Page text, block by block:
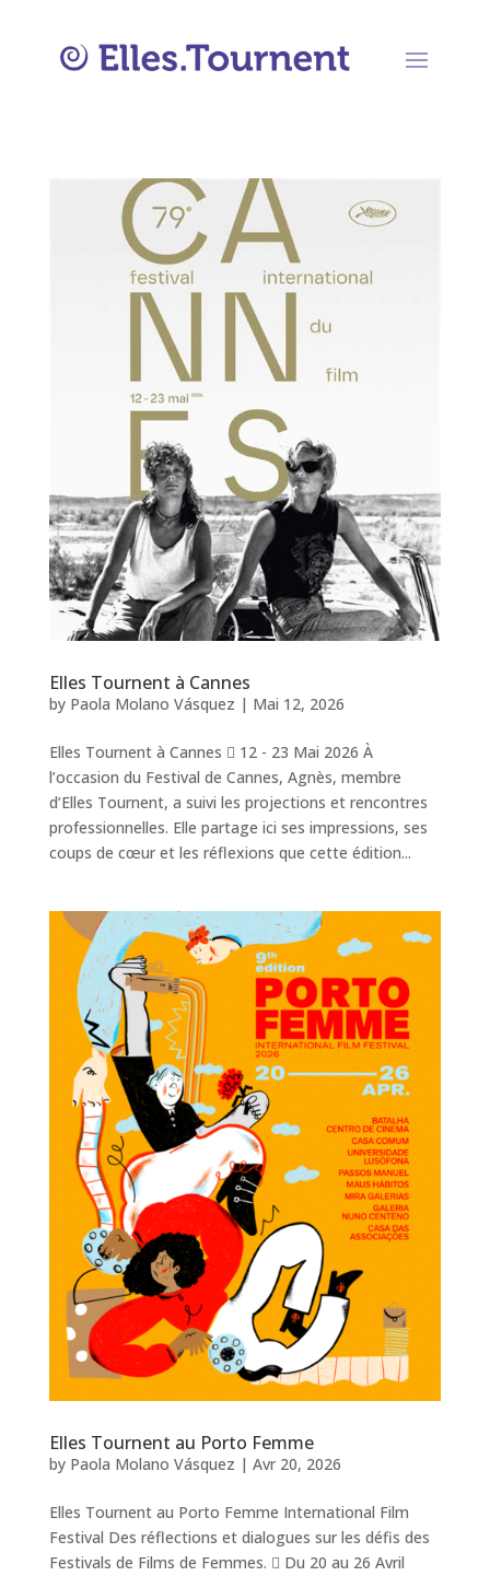
Elles Tournent à Cannes
by Paola Molano Vásquez | Mai 12, 2026
Elles Tournent à Cannes  12 - 23 Mai 2026 À
l’occasion du Festival de Cannes, Agnès, membre
d’Elles Tournent, a suivi les projections et rencontres
professionnelles. Elle partage ici ses impressions, ses
coups de cœur et les réflexions que cette édition...
Elles Tournent au Porto Femme
by Paola Molano Vásquez | Avr 20, 2026
Elles Tournent au Porto Femme International Film
Festival Des réflections et dialogues sur les défis des
Festivals de Films de Femmes.  Du 20 au 26 Avril